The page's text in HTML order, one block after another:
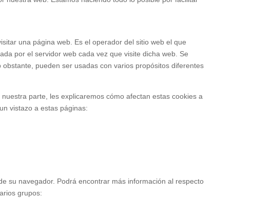
una página web. Es el operador del sitio web el que
por el servidor web cada vez que visite dicha web. Se
pueden ser usadas con varios propósitos diferentes
parte, les explicaremos cómo afectan estas cookies a
vistazo a estas páginas:
su navegador. Podrá encontrar más información al respecto
grupos: